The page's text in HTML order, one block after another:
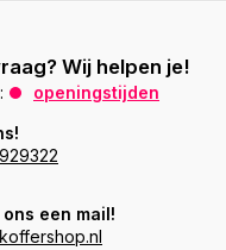
Wij helpen je!
openingstijden
een mail!